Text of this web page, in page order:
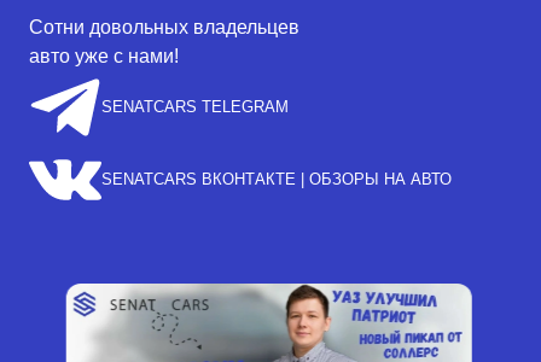
Сотни довольных владельцев
авто уже с нами!
SENATCARS TELEGRAM
SENATCARS ВКОНТАКТЕ | ОБЗОРЫ НА АВТО